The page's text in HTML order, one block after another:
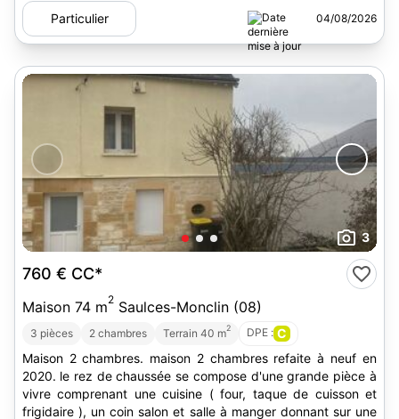
Particulier 04/08/2026
3
760 € CC*
Maison 74 m2 Saulces-Monclin (08)
3 pièces 2 chambres Terrain 40 m2 DPE : C
Maison 2 chambres. maison 2 chambres refaite à neuf en
2020. le rez de chaussée se compose d'une grande pièce à
vivre comprenant une cuisine ( four, taque de cuisson et
frigidaire ), un coin salon et salle à manger donnant sur une